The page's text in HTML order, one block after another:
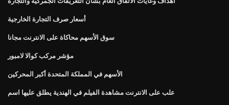
أسعار صرف التجارة الخارجية
سوق الأسهم محاكاة على الانترنت مجانا
مؤشر مركب كوالا لامبور
الأسهم في المملكة المتحدة أكبر المحركين
علب على الانترنت مشاهدة الفيلم في الهندية يطلق عليها اسم